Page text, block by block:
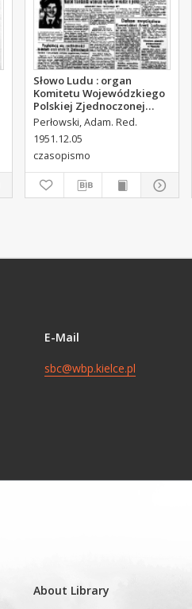
Słowo Ludu : organ
Komitetu Wojewódzkiego
Polskiej Zjednoczonej
Partii Robotniczej, 1951,
R.3, nr 314
Perłowski, Adam. Red.
1951.12.05
czasopismo
E-Mail
sbc@wbp.kielce.pl
About Library